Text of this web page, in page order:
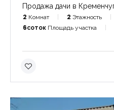
Продажа дачи в
2 Комнат 2 Этажность
6соток Площадь участка